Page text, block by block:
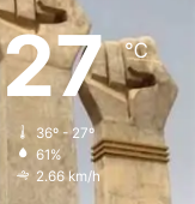
t
a
g
r
T
o
k
27℃
36º - 27º
61%
2.66 km/h